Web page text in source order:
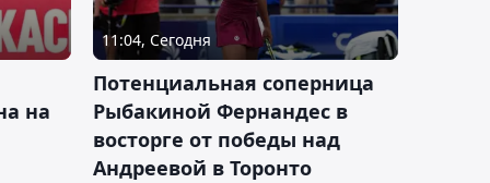
на
11:04, Сегодня
Потенциальная соперница
Рыбакиной Фернандес в
восторге от победы над
Андреевой в Торонто